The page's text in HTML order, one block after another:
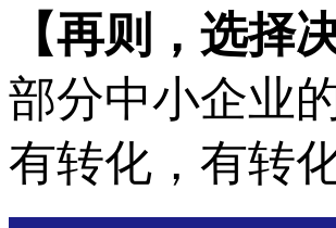
【再则，选择
部分中小企业
有转化，有转